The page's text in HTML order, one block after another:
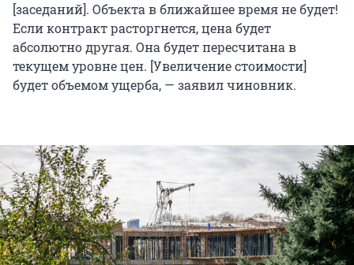
[заседаний]. Объекта в ближайшее время не будет!
Если контракт расторгнется, цена будет
абсолютно другая. Она будет пересчитана в
текущем уровне цен. [Увеличение стоимости]
будет объемом ущерба, — заявил чиновник.